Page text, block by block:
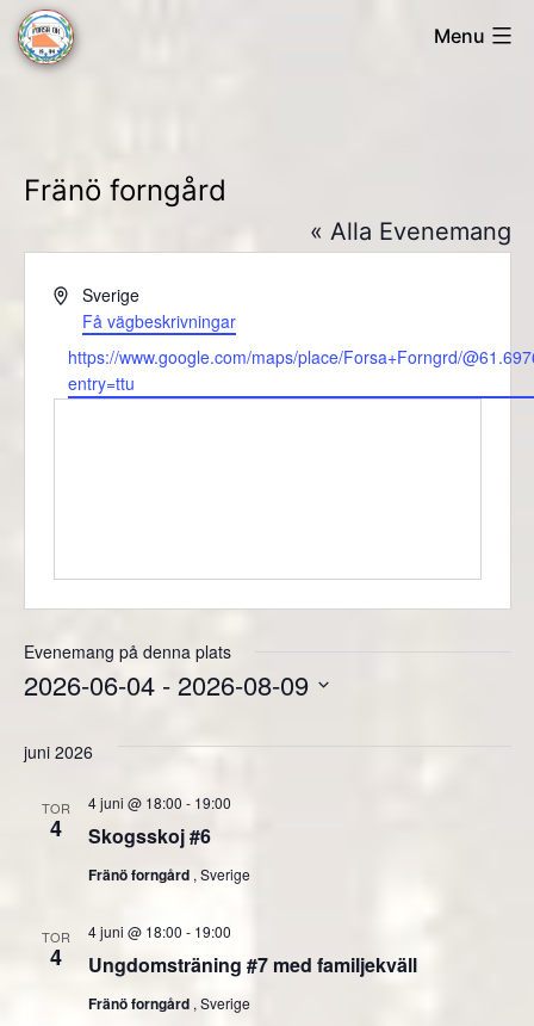
Skip
to
Menu
Fränö forngård
« Alla Evenemang
AdressSverige
Få vägbeskrivningar
Website
https://www.google.com/maps/place/Forsa+Forngrd/
entry=ttu
Evenemang på denna plats
2026-06-04 - 2026-08-09
datum.
juni 2026
TOR
4 Skogsskoj #6
4 juni @ 18:00 - 19:00
Fränö forngård , Sverige
TOR
4 Ungdomsträning #7 med familjekväll
4 juni @ 18:00 - 19:00
Fränö forngård , Sverige